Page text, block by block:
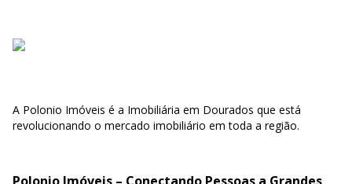
A Polonio Imóveis é a Imobiliária em Dourados que está
revolucionando o mercado imobiliário em toda a região.